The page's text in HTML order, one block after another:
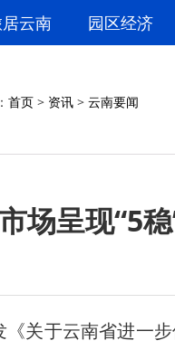
云南 园区经济
首页 > 资讯 > 云南要闻
场呈现“5
于云南省进一